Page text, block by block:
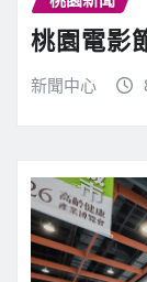
桃園電影
新聞中心